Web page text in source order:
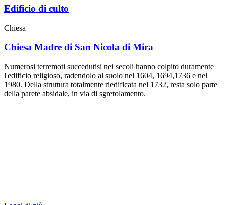
Edificio di culto
Chiesa
Chiesa Madre di San Nicola di Mira
Numerosi terremoti succedutisi nei secoli hanno colpito duramente
l'edificio religioso, radendolo al suolo nel 1604, 1694,1736 e nel
1980. Della struttura totalmente riedificata nel 1732, resta solo parte
della parete absidale, in via di sgretolamento.